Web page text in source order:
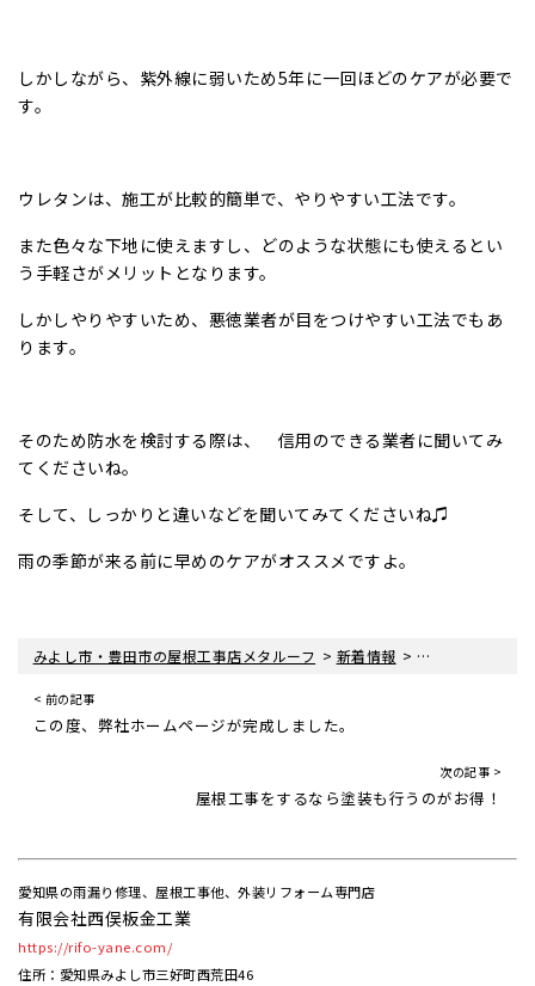
しかしながら、紫外線に弱いため5年に一回ほどのケアが必要で
す。
ウレタンは、施工が比較的簡単で、やりやすい工法です。
また色々な下地に使えますし、どのような状態にも使えるとい
う手軽さがメリットとなります。
しかしやりやすいため、悪徳業者が目をつけやすい工法でもあ
ります。
そのため防水を検討する際は、 信用のできる業者に聞いてみ
てくださいね。
そして、しっかりと違いなどを聞いてみてくださいね♫
雨の季節が来る前に早めのケアがオススメですよ。
みよし市・豊田市の屋根工事店メタルーフ > 新着情報 > 屋根工事ブログ
< 前の記事
この度、弊社ホームページが完成しました。
次の記事 >
屋根工事をするなら塗装も行うのがお得！
愛知県の雨漏り修理、屋根工事他、外装リフォーム専門店
有限会社西俣板金工業
https://rifo-yane.com/
住所：愛知県みよし市三好町西荒田46